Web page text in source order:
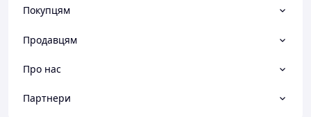
Покупцям
Продавцям
Про нас
Партнери